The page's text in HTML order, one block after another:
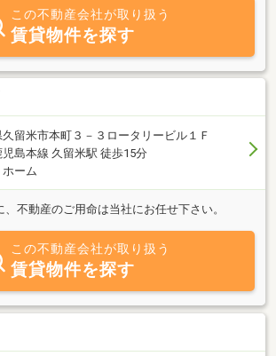
談下さい。また、参加無料の相続の勉強会を定
あおはれオリジナル「振返り人生ゲーム+α」を
について学びます。誰にでも訪れるその時に何
しておくべきか、「相続」の基本から学べま
も受付けています。こちらも気軽に参加してみ
この不動産会社が取り扱う
賃貸物件を探す
留米市本町３－３ロータリービル１Ｆ
児島本線 久留米駅 徒歩15分
ホーム
不動産のご用命は当社にお任せ下さい。
この不動産会社が取り扱う
賃貸物件を探す